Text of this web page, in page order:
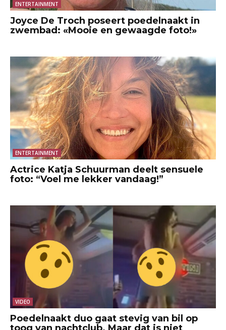
ENTERTAINMENT
Joyce De Troch poseert poedelnaakt in
zwembad: «Mooie en gewaagde foto!»
ENTERTAINMENT
Actrice Katja Schuurman deelt sensuele
foto: “Voel me lekker vandaag!”
VIDEO
Poedelnaakt duo gaat stevig van bil op